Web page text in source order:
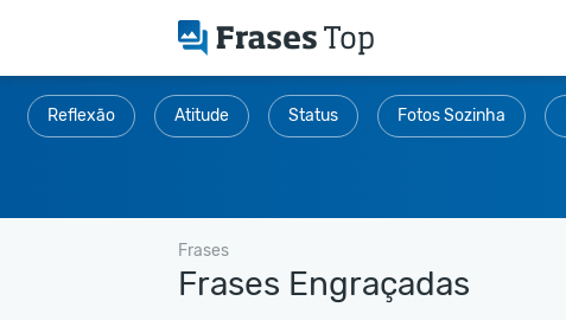
Reflexão Atitude Status Fotos Sozinha
Frases
Frases Engraçadas